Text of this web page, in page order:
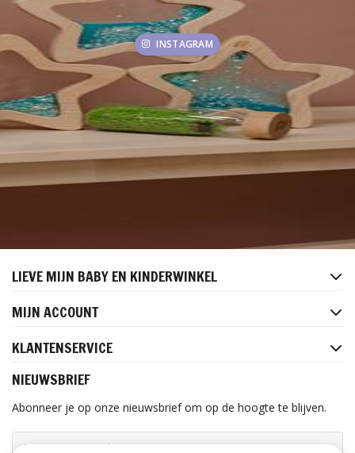
INSTAGRAM
LIEVE MIJN BABY EN KINDERWINKEL
MIJN ACCOUNT
KLANTENSERVICE
NIEUWSBRIEF
Abonneer je op onze nieuwsbrief om op de hoogte te blijven.